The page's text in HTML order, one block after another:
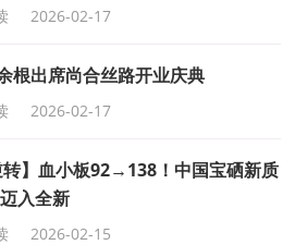
2026-02-17
根出席尚合丝路开业庆典
2026-02-17
转】血小板92→138！中国宝硒新质
入全新
2026-02-15